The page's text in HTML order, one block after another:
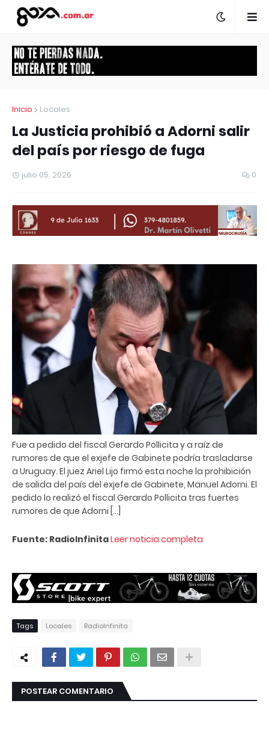
Inicio Locales
La Justicia prohibió a Adorni salir
del país por riesgo de fuga
julio 05, 2026 0
Fue a pedido del fiscal Gerardo Pollicita y a raíz de
rumores de que el exjefe de Gabinete podría trasladarse
a Uruguay. El juez Ariel Lijo firmó esta noche la prohibición
de salida del país del exjefe de Gabinete, Manuel Adorni. El
pedido lo realizó el fiscal Gerardo Pollicita tras fuertes
rumores de que Adorni […]
Fuente: RadioInfinitaLeer noticia completa
Tags Locales RadioInfinita
POSTEAR COMENTARIO